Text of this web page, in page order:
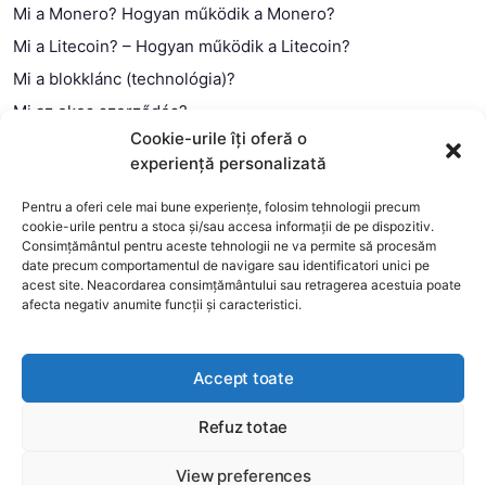
Cookie-urile îți oferă o
experiență personalizată
Pentru a oferi cele mai bune experiențe, folosim tehnologii precum
cookie-urile pentru a stoca și/sau accesa informații de pe dispozitiv.
Consimțământul pentru aceste tehnologii ne va permite să procesăm
date precum comportamentul de navigare sau identificatori unici pe
acest site. Neacordarea consimțământului sau retragerea acestuia poate
afecta negativ anumite funcții și caracteristici.
Accept toate
Refuz totae
View preferences
Mi a Monero? Hogyan működik a Monero?
Mi a Litecoin? – Hogyan működik a Litecoin?
Mi a blokklánc (technológia)?
Mi az okos szerződés?
This website uses cookies to improve your experience. We'll